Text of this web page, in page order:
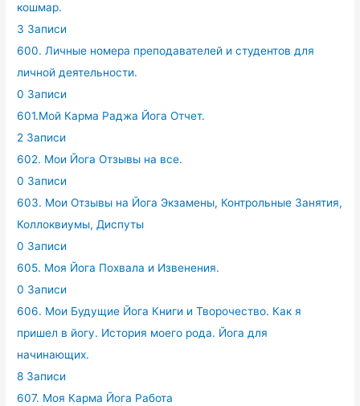
кошмар.
3 Записи
600. Личные номера преподавателей и студентов для
личной деятельности.
0 Записи
601.Мой Карма Раджа Йога Отчет.
2 Записи
602. Мои Йога Отзывы на все.
0 Записи
603. Мои Отзывы на Йога Экзамены, Контрольные Занятия,
Коллоквиумы, Диспуты
0 Записи
605. Моя Йога Похвала и Извенения.
0 Записи
606. Мои Будущие Йога Книги и Творочество. Как я
пришел в йогу. История моего рода. Йога для
начинающих.
8 Записи
607. Моя Карма Йога Работа